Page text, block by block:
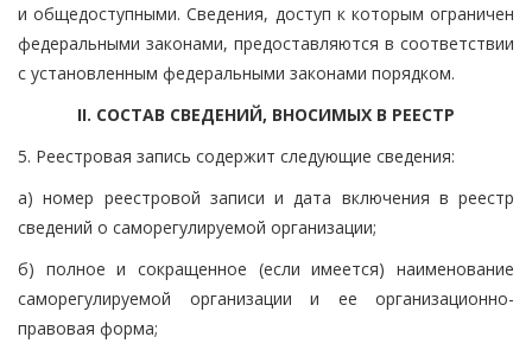
и общедоступными. Сведения, доступ к которым ограничен
федеральными законами, предоставляются в соответствии
с установленным федеральными законами порядком.
II. СОСТАВ СВЕДЕНИЙ, ВНОСИМЫХ В РЕЕСТР
5. Реестровая запись содержит следующие сведения:
а) номер реестровой записи и дата включения в реестр
сведений о саморегулируемой организации;
б) полное и сокращенное (если имеется) наименование
саморегулируемой организации и ее организационно-
правовая форма;